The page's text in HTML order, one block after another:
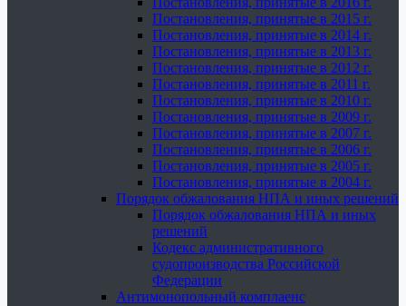
Постановления, принятые в 2015 г.
Постановления, принятые в 2014 г.
Постановления, принятые в 2013 г.
Постановления, принятые в 2012 г.
Постановления, принятые в 2011 г.
Постановления, принятые в 2010 г.
Постановления, принятые в 2009 г.
Постановления, принятые в 2007 г.
Постановления, принятые в 2006 г.
Постановления, принятые в 2005 г.
Постановления, принятые в 2004 г.
Порядок обжалования НПА и иных решений
Порядок обжалования НПА и иных
решений
Кодекс административного
судопроизводства Российской
Федерации
Антимонопольный комплаенс